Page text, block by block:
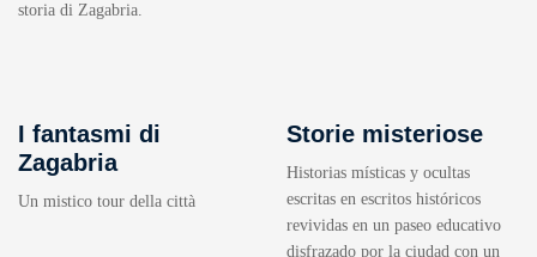
storia di Zagabria.
I fantasmi di
Zagabria
Un mistico tour della città
Storie misteriose
Historias místicas y ocultas
escritas en escritos históricos
revividas en un paseo educativo
disfrazado por la ciudad con un